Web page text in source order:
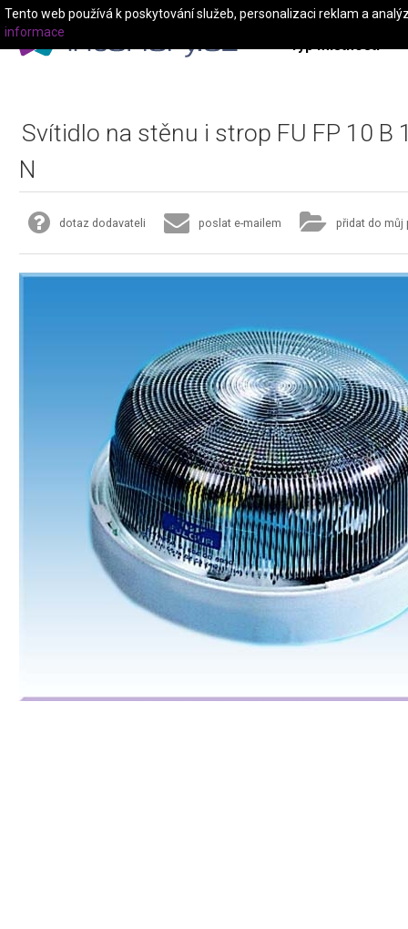
Typ místnosti
Svítidlo na stěnu i strop FU FP 10 B
N
dotaz dodavateli poslat e-mailem přidat do můj
Tento web používá k poskytování služeb, personalizaci reklam a
informace